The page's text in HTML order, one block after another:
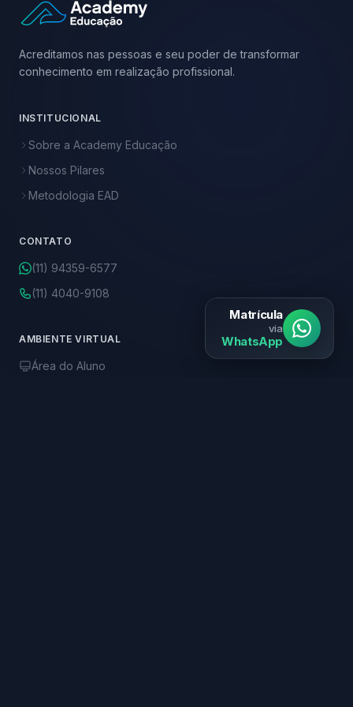
Acreditamos nas pessoas e seu poder de transformar
conhecimento em realização profissional.
INSTITUCIONAL
Sobre a Academy Educação
Nossos Pilares
Metodologia EAD
CONTATO
(11) 94359-6577
(11) 4040-9108
AMBIENTE VIRTUAL
Área do Aluno
Matrícula
via
WhatsApp